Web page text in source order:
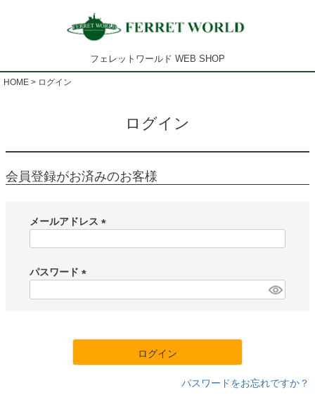
フェレットワールド WEB SHOP
HOME ログイン
ログイン
会員登録がお済みのお客様
メールアドレス
)
パスワード
ログイン
パスワードをお忘れですか？